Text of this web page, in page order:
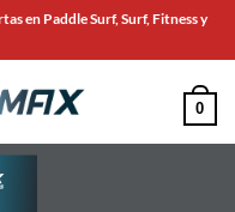
en Paddle Surf, Surf, Fitness y
0